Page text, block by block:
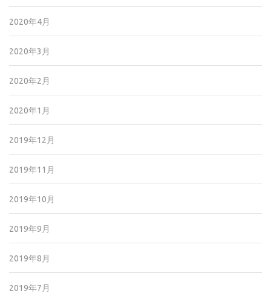
2020年4月
2020年3月
2020年2月
2020年1月
2019年12月
2019年11月
2019年10月
2019年9月
2019年8月
2019年7月